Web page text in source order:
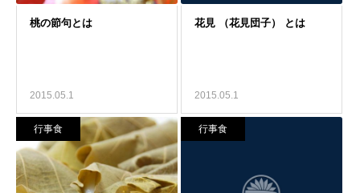
2015.05.1 2015.05.1
行事食 行事食